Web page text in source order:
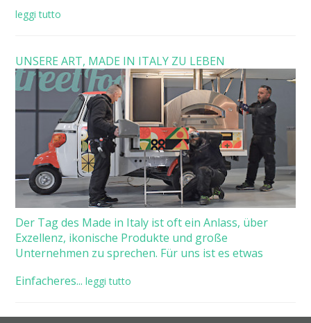
leggi tutto
UNSERE ART, MADE IN ITALY ZU LEBEN
Der Tag des Made in Italy ist oft ein Anlass, über
Exzellenz, ikonische Produkte und große
Unternehmen zu sprechen. Für uns ist es etwas
Einfacheres... leggi tutto